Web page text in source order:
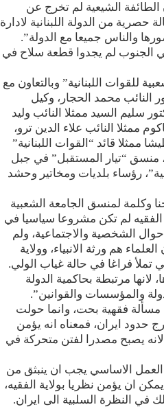
الشيعية لم تخرج عن
حصرية من الدولة اللبنانية لادارة
والناس جميعا مع الدولة”.
في الجنوب لم يجدوا قطعة سلاح في
للقوات اللبنانية” وبالتعاون مع
محمد الحجار، وكيل
سليم السيد ممثلا النائب وليد
ممثلا النائب علاء الدين ترو،
ممثلا قائد “القوات اللبنانية”
منسق “تيار المستقبل” في جبل
رؤساء بلديات ومخاتير وحشد
وكلمة لمنسق الجامعة الشعبية
لم تكن مشروعا سياسيا في
الشخصية والاجتماعية، ولم
هم ورثة الانبياء، وولاية
تملأ فراغا في حالة غياب الولي.
مرتبطة بحاكمية الدولة
والمؤسسات والقوانين”.
فقهية بحت، وانما حولت
حدود ايران، فمعناه انه يؤمن
لانه يصبح مصدرا لفتن متحركة في
الاساسي يجب ان ينبثق من
ان يؤمن نظريا بولاية الفقيه،
في النظرة السلبية الى ايران.